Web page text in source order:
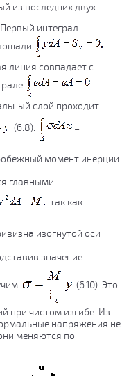
из последних двух
интеграл
линия совпадает с
слой проходит
(6.8). =
момент инерции
главными
так как
изогнутой оси
значение
(6.10). Это
при чистом изгибе. Из
напряжения не
меняются по